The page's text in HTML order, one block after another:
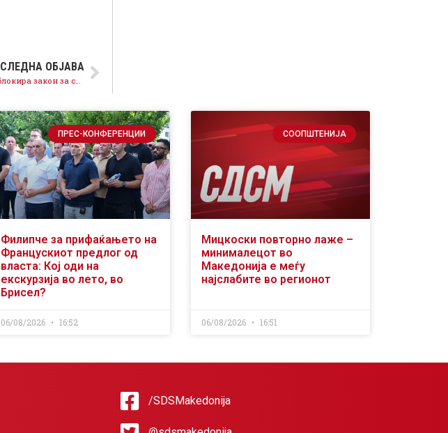
СЛЕДНА ОБЈАВА
ВМРО-ДПМНЕ е против тутунарите, блокира закон за субвенциите, СДСМ ќе се спротивстави
ПРЕС-КОНФЕРЕНЦИИ
Филипче за прифаќањето на
Францускиот предлог од
власта: Кој оди на
екскурзија во лето, во
Брисел?
06/08/2026 16:52
СООПШТЕНИЈА
Мицкоски повторно лаже –
минималецот во
Македонија е меѓу
најслабите во регионот
06/08/2026 16:51
/SDSMakedonija